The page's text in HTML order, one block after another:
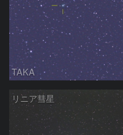
TAKA
リニア彗星